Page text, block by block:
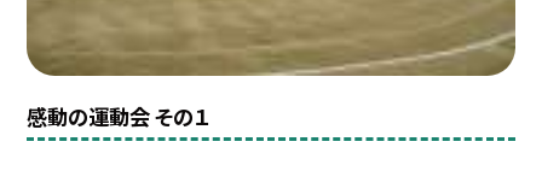
感動の運動会 その１